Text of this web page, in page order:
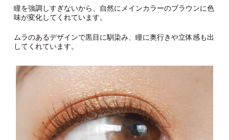
瞳を強調しすぎないから、自然にメインカラーのブラウンに色
味が変化してくれています。
ムラのあるデザインで黒目に馴染み、瞳に奥行きや立体感も出
してくれています。